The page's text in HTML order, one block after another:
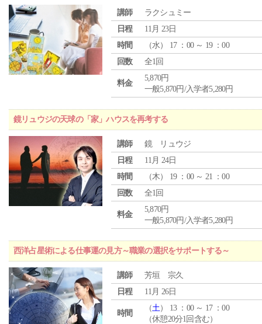
講師
ラクシュミー
日程
11月 23日
時間
（水） 17 ：00 ～ 19 ：00
回数
全1回
料金
5,870円
一般5,870円/入学者5,280円
鏡リュウジの天球の「家」ハウスを再考する
講師
鏡 リュウジ
日程
11月 24日
時間
（木） 19 ：00 ～ 21 ：00
回数
全1回
料金
5,870円
一般5,870円/入学者5,280円
西洋占星術による仕事運の見方～職業の選択をサポートする～
講師
芳垣 宗久
日程
11月 26日
時間
（土） 13 ：00 ～ 17 ：00
（休憩20分1回含む）